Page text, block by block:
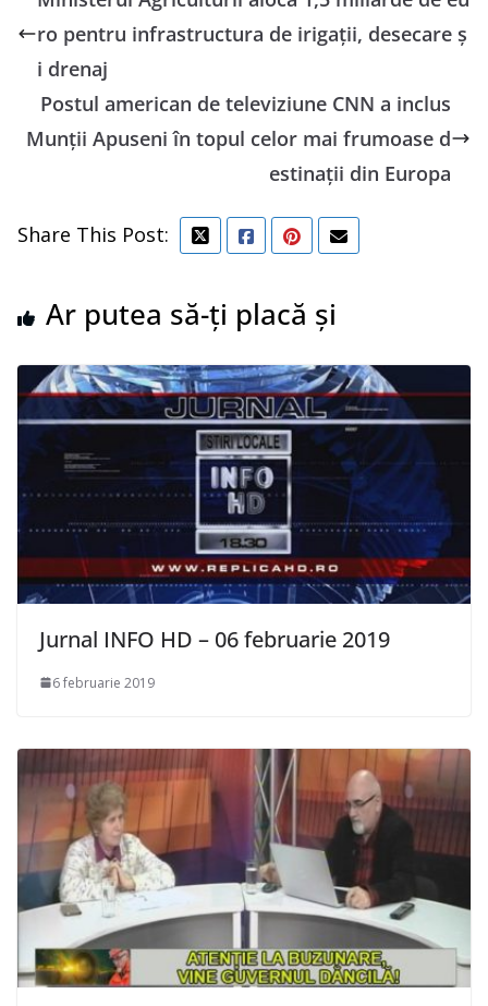
ro pentru infrastructura de irigaţii, desecare ş
i drenaj
Postul american de televiziune CNN a inclus
Munții Apuseni în topul celor mai frumoase d
estinații din Europa
Share This Post:
Ar putea să-ți placă și
Jurnal INFO HD – 06 februarie 2019
6 februarie 2019